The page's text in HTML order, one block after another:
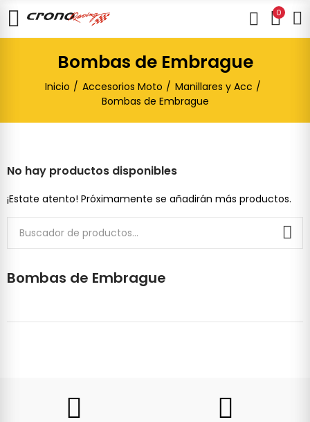
0
Bombas de Embrague
Inicio Accesorios Moto
Manillares y Acc
Bombas de Embrague
No hay productos disponibles
¡Estate atento! Próximamente se añadirán más productos.
Bombas de Embrague